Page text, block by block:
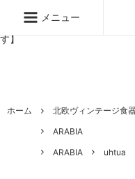
ッタのオンラインストア【ア
ージ食器,雅峰窯やソルテグ
す】
メニュー
ホーム 北欧ヴィンテージ食
ARABIA
ARABIA
uhtua